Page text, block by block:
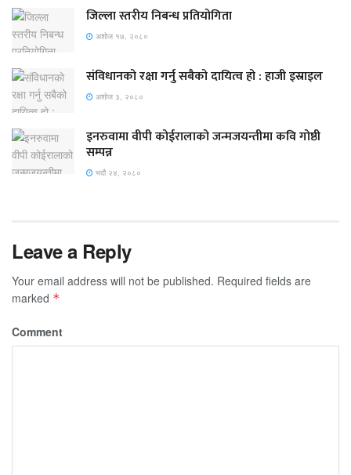
जिल्ला स्तरीय निबन्ध प्रतियोगिता
अशोज १७, २०८०
संविधानको रक्षा गर्नु सबैको दायित्व हो : हाजी इस्राइल
अशोज ३, २०८०
इनरुवामा वीपी कोईरालाको जन्मजयन्तीमा कवि गोष्ठी
सम्पन्न
भदौ २४, २०८०
Leave a Reply
Your email address will not be published. Required fields are
marked *
Comment